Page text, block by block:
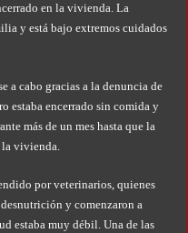
en la vivienda. La
y está bajo extremos cuidados
a cabo gracias a la denuncia de
estaba encerrado sin comida y
más de un mes hasta que la
vivienda.
por veterinarios, quienes
y comenzaron a
estaba muy débil. Una de las